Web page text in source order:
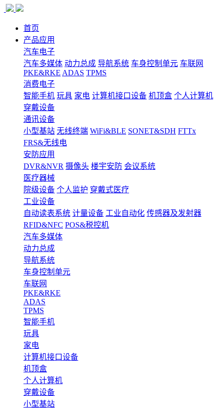
首页
产品应用
汽车电子
汽车多媒体 动力总成 导航系统 车身控制单元 车联网
PKE&RKE ADAS TPMS
消费电子
智能手机 玩具 家电 计算机接口设备 机顶盒 个人计算机
穿戴设备
通讯设备
小型基站 无线终端 WiFi&BLE SONET&SDH FTTx
FRS&无线电
安防应用
DVR&NVR 摄像头 楼宇安防 会议系统
医疗器械
院级设备 个人监护 穿戴式医疗
工业设备
自动读表系统 计量设备 工业自动化 传感器及发射器
RFID&NFC POS&税控机
汽车多媒体
动力总成
导航系统
车身控制单元
车联网
PKE&RKE
ADAS
TPMS
智能手机
玩具
家电
计算机接口设备
机顶盒
个人计算机
穿戴设备
小型基站